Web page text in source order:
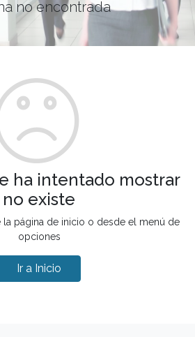
no encontrada
ha intentado mostrar
no existe
la página de inicio o desde el menú de
opciones
Ir a Inicio